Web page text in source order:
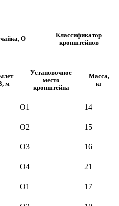
О
Классификатор
кронштейнов
м
Установочное
место
кронштейна
Масса,
кг
О1
14
О2
15
О3
16
О4
21
О1
17